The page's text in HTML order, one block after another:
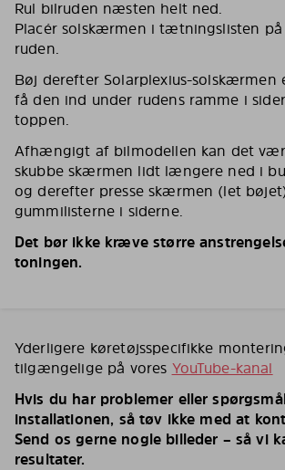
Rul bilruden næsten helt ned.
Placér solskærmen i tætningslisten
ruden.
Bøj derefter Solarplexius-solskærmen
få den ind under rudens ramme i
toppen.
Afhængigt af bilmodellen kan det
skubbe skærmen lidt længere ned i
og derefter presse skærmen (let
gummilisterne i siderne.
Det bør ikke kræve større
toningen.
Yderligere køretøjsspecifikke
tilgængelige på vores YouTube-kanal
Hvis du har problemer eller
installationen, så tøv ikke med at
Send os gerne nogle billeder – så vi
resultater.